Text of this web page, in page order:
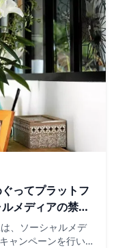
ってプラットフ
メディアの禁止
、ソーシャルメデ
ャンペーンを行い、